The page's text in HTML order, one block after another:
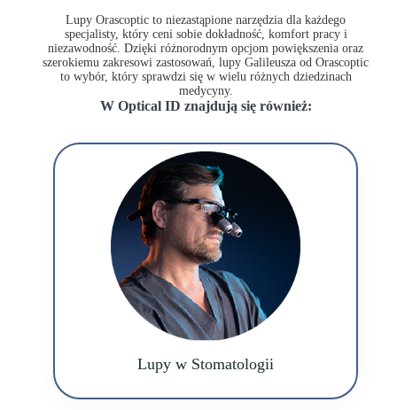
Lupy Orascoptic to niezastąpione narzędzia dla każdego
specjalisty, który ceni sobie dokładność, komfort pracy i
niezawodność. Dzięki różnorodnym opcjom powiększenia oraz
szerokiemu zakresowi zastosowań, lupy Galileusza od Orascoptic
to wybór, który sprawdzi się w wielu różnych dziedzinach
medycyny.
W Optical ID znajdują się również:
Lupy w Stomatologii